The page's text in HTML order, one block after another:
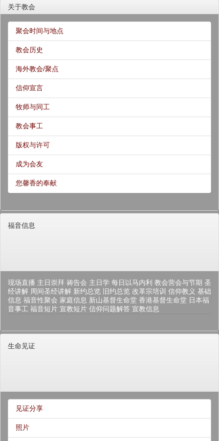
关于教会
聚会时间与地点
教会历史
海外教会/聚点
信仰宣言
牧师与同工
教会事工
版权与许可
成为会友
您馨香的奉献
福音信息
现场直播 主日崇拜 祷告会 主日学 每日以马内利 教会营会与节期 圣
经讲解 周间圣经讲解 新约总览 旧约总览 改革宗培训 信仰教义 基础
信息 福音性聚会 家庭信息 新山基督生命堂 香港基督生命堂 日本福
音事工 福音短片 宣教短片 信仰问题解答 宣教信息
生命见证
见证分享
照片